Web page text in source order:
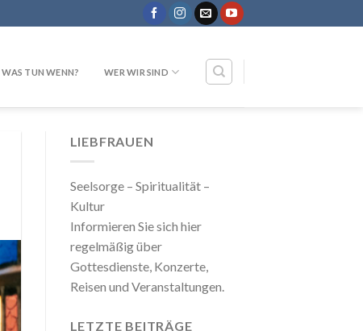
WAS TUN WENN? WER WIR SIND
LIEBFRAUEN
Seelsorge – Spiritualität –
Kultur
Informieren Sie sich hier
regelmäßig über
Gottesdienste, Konzerte,
Reisen und Veranstaltungen.
LETZTE BEITRÄGE